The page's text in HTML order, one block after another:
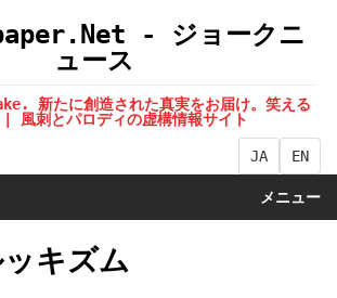
- ジョークニ
ュース
新たに創造された真実をお届け。笑える
風刺とパロディの虚構情報サイト
JA EN
メニュー
キズム